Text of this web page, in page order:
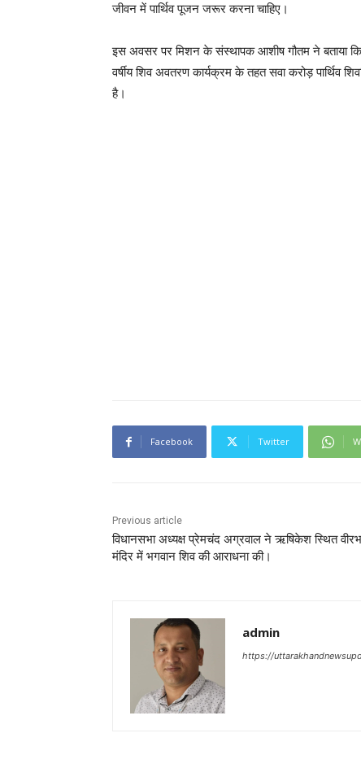
जीवन में पार्थिव पूजन जरूर करना चाहिए।
इस अवसर पर मिशन के संस्थापक आशीष गौतम ने बताया कि
वर्षीय शिव अवतरण कार्यक्रम के तहत सवा करोड़ पार्थिव
है।
Facebook Twitter
Previous article
विधानसभा अध्यक्ष प्रेमचंद अग्रवाल ने ऋषिकेश स्थित
मंदिर में भगवान शिव की आराधना की।
admin
https://